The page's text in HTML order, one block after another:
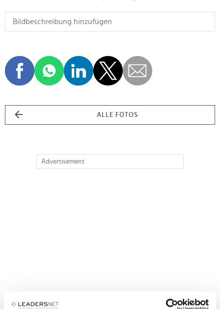
ALLE FOTOS
Advertisement